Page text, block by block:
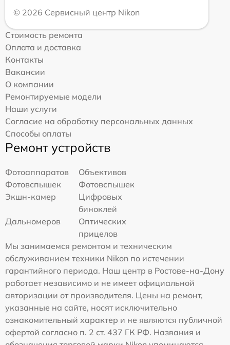
© 2026 Сервисный центр Nikon
Стоимость ремонта
Оплата и доставка
Контакты
Вакансии
О компании
Ремонтируемые модели
Наши услуги
Согласие на обработку персональных данных
Способы оплаты
Ремонт устройств
Фотоаппаратов
Объективов
Фотовспышек
Фотовспышек
Экшн-камер
Цифровых
биноклей
Дальномеров
Оптических
прицелов
Мы занимаемся ремонтом и техническим
обслуживанием техники Nikon по истечении
гарантийного периода. Наш центр в Ростове-на-Дону
работает независимо и не имеет официальной
авторизации от производителя. Цены на ремонт,
указанные на сайте, носят исключительно
ознакомительный характер и не являются публичной
офертой согласно п. 2 ст. 437 ГК РФ. Названия и